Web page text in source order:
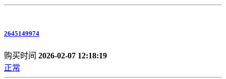
2645149974
购买时间 2026-02-07 12:18:19
正常